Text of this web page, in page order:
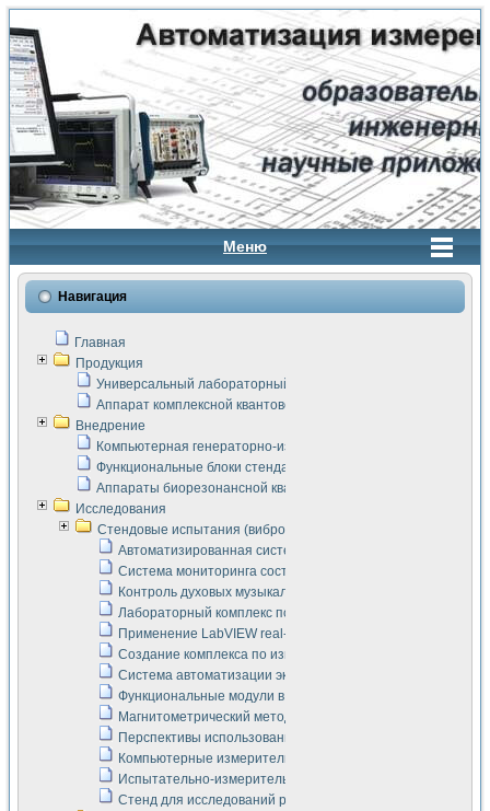
Меню
Навигация
Главная
Продукция
Универсальный лабораторный стенд "Сигнал-USB"
Аппарат комплексной квантовой терапии Интроскан
Внедрение
Компьютерная генераторно-измерительная система
Функциональные блоки стенда "Сигнал-USB"
Аппараты биорезонансной квантовой терапии серии СКАН
Исследования
Стендовые испытания (виброакустика, тензометрия и т.п.)
Автоматизированная система измерения параметров
Система мониторинга состояния тяговых
Контроль духовых музыкальных инструментов
Лабораторный комплекс по исследованию элементной
Применение LabVIEW real-time module для
Создание комплекса по измерению скорости подвижного
Система автоматизации экспериментальных
Функциональные модули в стандарте Nl SCXI для
Магнитометрический метод в дефектоскопии сварных
Перспективы использования машинного зрения в
Компьютерные измерительные системы для
Испытательно-измерительный комплекс аппаратуры для
Стенд для исследований рабочих процессов ДВС в